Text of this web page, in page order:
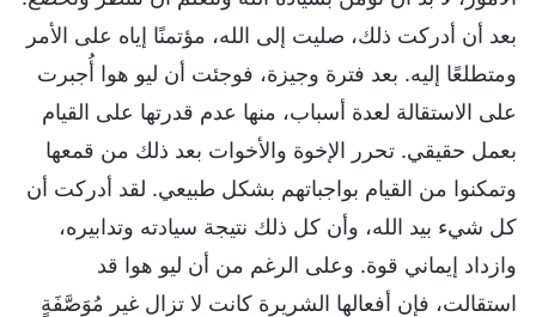
بعد أن أدركت ذلك، صليت إلى الله، مؤتمنًا إياه على الأمر
ومتطلعًا إليه. بعد فترة وجيزة، فوجئت أن ليو هوا أُجبرت
على الاستقالة لعدة أسباب، منها عدم قدرتها على القيام
بعمل حقيقي. تحرر الإخوة والأخوات بعد ذلك من قمعها
وتمكنوا من القيام بواجباتهم بشكل طبيعي. لقد أدركت أن
كل شيء بيد الله، وأن كل ذلك نتيجة سيادته وتدابيره،
وازداد إيماني قوة. وعلى الرغم من أن ليو هوا قد
استقالت، فإن أفعالها الشريرة كانت لا تزال غير مُوَصَّفَةٍ